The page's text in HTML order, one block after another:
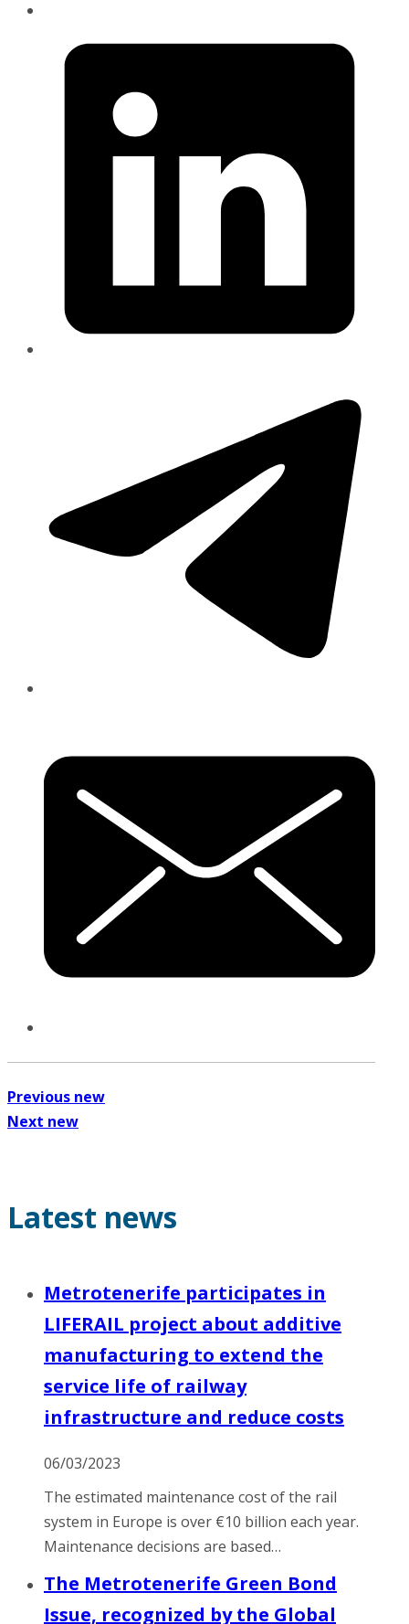
Previous new
Next new
Latest news
Metrotenerife participates in
LIFERAIL project about additive
manufacturing to extend the
service life of railway
infrastructure and reduce costs
06/03/2023
The estimated maintenance cost of the rail
system in Europe is over €10 billion each year.
Maintenance decisions are based…
The Metrotenerife Green Bond
Issue, recognized by the Global